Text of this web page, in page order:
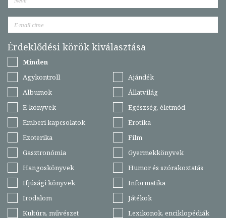
Érdeklődési körök kiválasztása
Minden
Agykontroll
Ajándék
Albumok
Állatvilág
E-könyvek
Egészség, életmód
Emberi kapcsolatok
Erotika
Ezoterika
Film
Gasztronómia
Gyermekkönyvek
Hangoskönyvek
Humor és szórakoztatás
Ifjúsági könyvek
Informatika
Irodalom
Játékok
Kultúra, művészet
Lexikonok, enciklopédiák